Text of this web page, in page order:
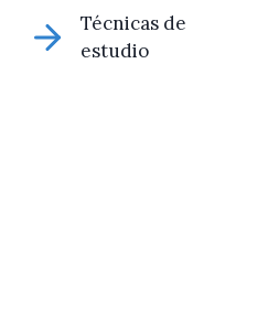
Técnicas de
estudio